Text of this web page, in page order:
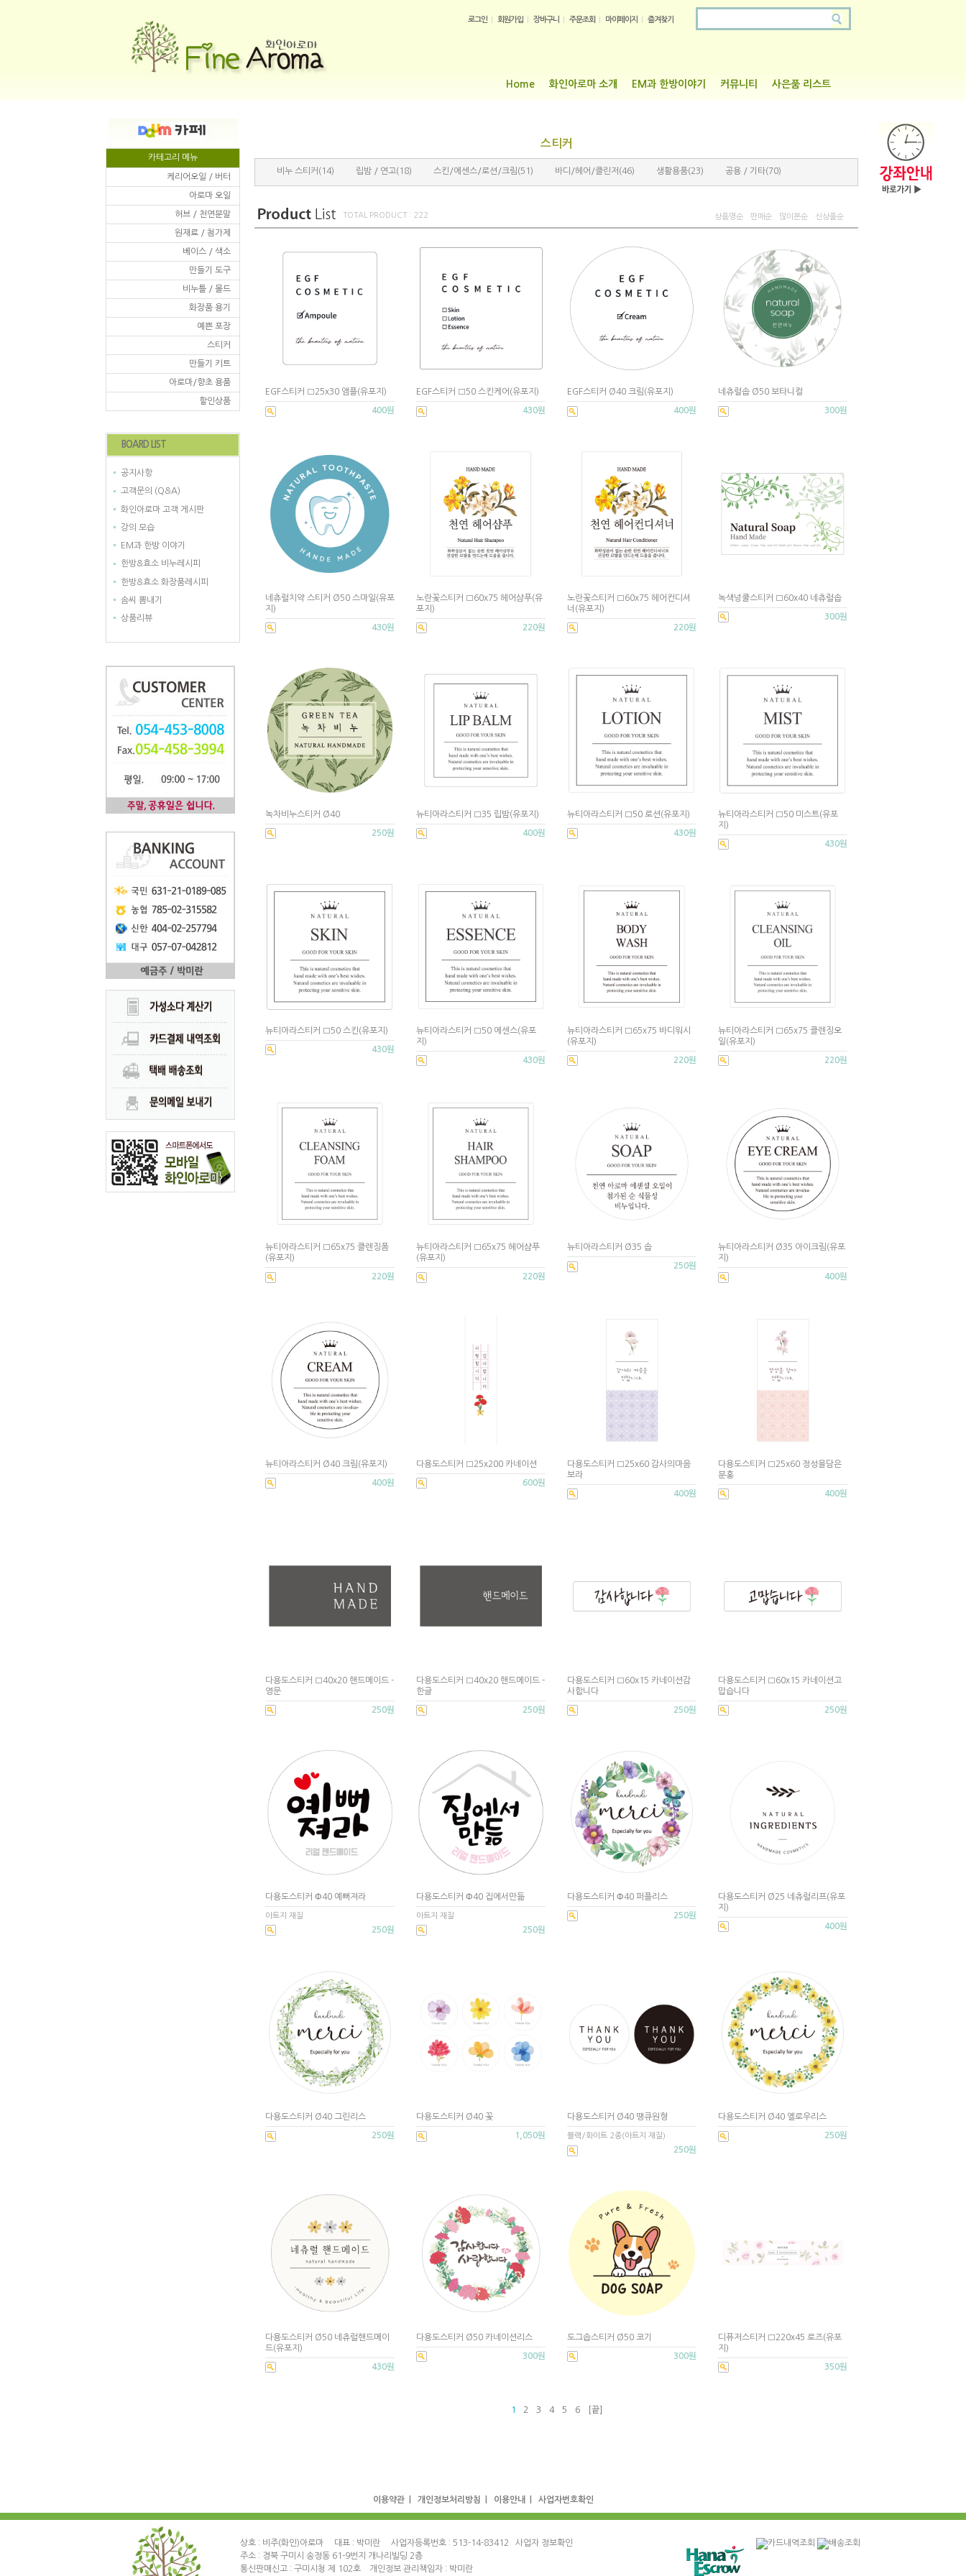
로그인 회원가입 장바구니 주문조회 마이페이지 즐겨찾기
Home 화인아로마 소개 EM과 한방이야기 커뮤니티 사은품 리스트
카테고리 메뉴
케리어오일 / 버터
아로마 오일
허브 / 천연분말
원재료 / 첨가제
베이스 / 색소
만들기 도구
비누틀 / 몰드
화장품 용기
예쁜 포장
스티커
만들기 키트
아로마/향초 용품
할인상품
BOARD LIST
공지사항
고객문의 (Q&A)
화인아로마 고객 게시판
강의 모습
EM과 한방 이야기
한방&효소 비누레시피
한방&효소 화장품레시피
솜씨 뽐내기
상품리뷰
스티커
비누 스티커 (14) 립밤 / 연고(18) 스킨/에센스/로션/크림(51) 바디/헤어/클린저 (46) 생활용품(23) 공용 / 기타(70)
TOTAL PRODUCT : 222 상품명순 판매순 많이본순 신상품순
EGF스티커 □25x30 앰플(유포지)
400원
EGF스티커 □50 스킨케어(유포지)
430원
EGF스티커 Ø40 크림(유포지)
400원
네츄럴솝 Ø50 보타니컬
300원
네츄럴치약 스티커 Ø50 스마일(유포
지)
430원
노란꽃스티커 □60x75 헤어샴푸(유
포지)
220원
노란꽃스티커 □60x75 헤어컨디셔
너(유포지)
220원
녹색넝쿨스티커 □60x40 네츄럴솝
300원
녹차비누스티커 Ø40
250원
뉴티아라스티커 □35 립밤(유포지)
400원
뉴티아라스티커 □50 로션(유포지)
430원
뉴티아라스티커 □50 미스트(유포
지)
430원
뉴티아라스티커 □50 스킨(유포지)
430원
뉴티아라스티커 □50 에센스(유포
지)
430원
뉴티아라스티커 □65x75 바디워시
(유포지)
220원
뉴티아라스티커 □65x75 클렌징오
일(유포지)
220원
뉴티아라스티커 □65x75 클렌징폼
(유포지)
220원
뉴티아라스티커 □65x75 헤어샴푸
(유포지)
220원
뉴티아라스티커 Ø35 솝
250원
뉴티아라스티커 Ø35 아이크림(유포
지)
400원
뉴티아라스티커 Ø40 크림(유포지)
400원
다용도스티커 □25x200 카네이션
600원
다용도스티커 □25x60 감사의마음
보라
400원
다용도스티커 □25x60 정성을담은
분홍
400원
다용도스티커 □40x20 핸드메이드 -
영문
250원
다용도스티커 □40x20 핸드메이드 -
한글
250원
다용도스티커 □60x15 카네이션감
사합니다
250원
다용도스티커 □60x15 카네이션고
맙습니다
250원
다용도스티커 Φ40 예뻐져라
아트지 재질
250원
다용도스티커 Φ40 집에서만듦
아트지 재질
250원
다용도스티커 Φ40 퍼플리스
250원
다용도스티커 Ø25 네츄럴리프(유포
지)
400원
다용도스티커 Ø40 그린리스
250원
다용도스티커 Ø40 꽃
1,050원
다용도스티커 Ø40 땡큐원형
블랙/화이트 2종(아트지 재질)
250원
다용도스티커 Ø40 옐로우리스
250원
다용도스티커 Ø50 네츄럴핸드메이
드(유포지)
430원
다용도스티커 Ø50 카네이션리스
300원
도그솝스티커 Ø50 코기
300원
디퓨저스티커 □220x45 로즈(유포
지)
350원
1 2 3 4 5 6 [끝]
이용약관| 개인정보처리방침 이용안내 사업자번호확인
상호 : 비주(화인)아로마 대표 : 박미란 사업자등록번호 : 513-14-83412 사업자 정보확인
주소 : 경북 구미시 송정동 61-9번지 개나리빌딩 2층
통신판매신고 : 구미시청 제 102호 개인정보 관리책임자 : 박미란